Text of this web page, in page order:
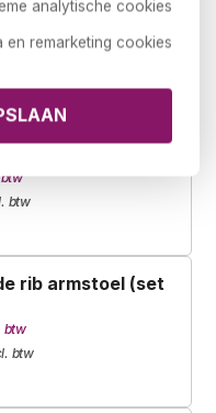
rib armstoel (set
analytische cookies
en remarketing cookies